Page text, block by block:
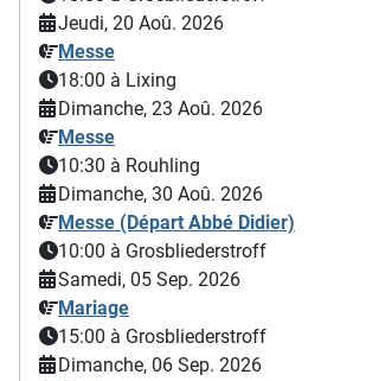
Jeudi, 20 Aoû. 2026
Messe
18:00 à Lixing
Dimanche, 23 Aoû. 2026
Messe
10:30 à Rouhling
Dimanche, 30 Aoû. 2026
Messe (Départ Abbé Didier)
10:00 à Grosbliederstroff
Samedi, 05 Sep. 2026
Mariage
15:00 à Grosbliederstroff
Dimanche, 06 Sep. 2026